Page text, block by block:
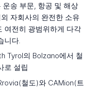
운송 부문, 항공 및 해상
자회사의 완전한 소유
여전히 광범위하게 다각
니다.
Tyrol의 Bolzano에서 철
로 설립
(철도)와 CAMion(트